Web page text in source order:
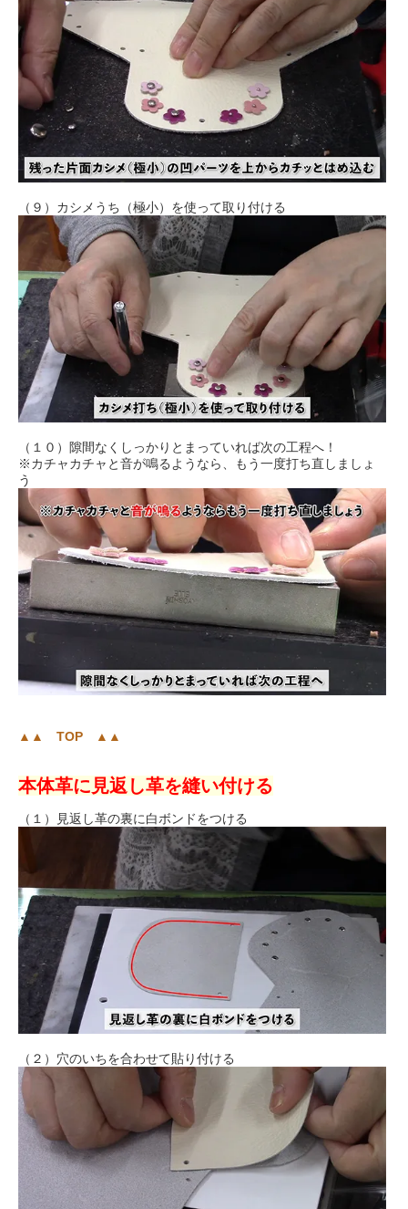
（９）カシメうち（極小）を使って取り付ける
（１０）隙間なくしっかりとまっていれば次の工程へ！
※カチャカチャと音が鳴るようなら、もう一度打ち直しましょ
う
▲▲ TOP ▲▲
本体革に見返し革を縫い付ける
（１）見返し革の裏に白ボンドをつける
（２）穴のいちを合わせて貼り付ける